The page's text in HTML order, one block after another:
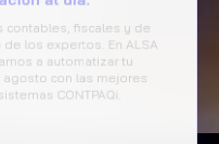
10:00 AM a 11:30
AM
Guerrero y Víctor
Comerciales